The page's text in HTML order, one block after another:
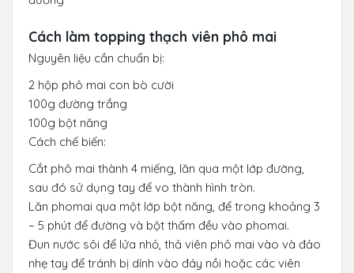
Cách làm topping thạch viên phô mai
Nguyên liệu cần chuẩn bị:
2 hộp phô mai con bò cười
100g đường trắng
100g bột năng
Cách chế biến:
Cắt phô mai thành 4 miếng, lăn qua một lớp đường,
sau đó sử dụng tay để vo thành hình tròn.
Lăn phomai qua một lớp bột năng, để trong khoảng 3
– 5 phút để đường và bột thấm đều vào phomai.
Đun nước sôi để lửa nhỏ, thả viên phô mai vào và đảo
nhẹ tay để tránh bị dính vào đáy nồi hoặc các viên